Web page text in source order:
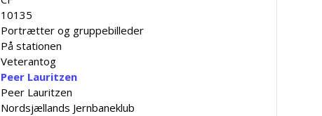
10135
Portrætter og gruppebilleder
På stationen
Veterantog
Peer Lauritzen
Peer Lauritzen
Nordsjællands Jernbaneklub